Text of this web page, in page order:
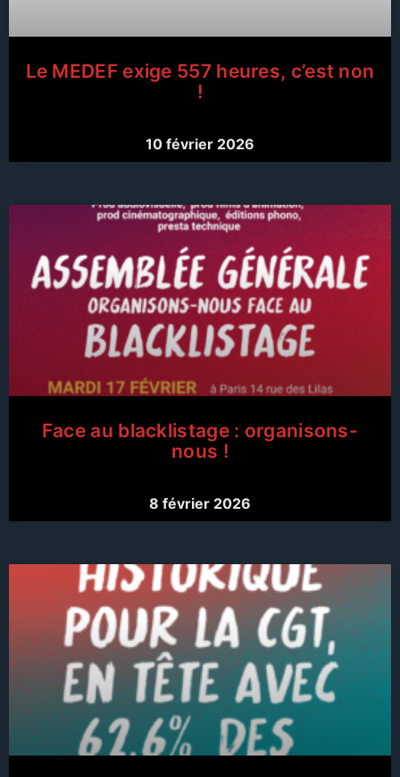
Le MEDEF exige 557 heures, c’est non
!
10 février 2026
Face au blacklistage : organisons-
nous !
8 février 2026